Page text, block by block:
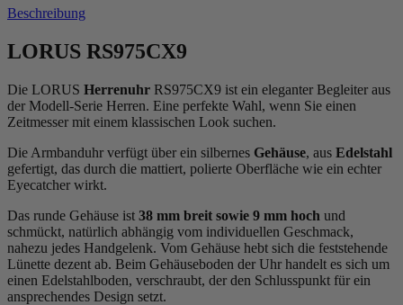
Beschreibung
LORUS RS975CX9
Die LORUS Herrenuhr RS975CX9 ist ein eleganter Begleiter aus
der Modell-Serie Herren. Eine perfekte Wahl, wenn Sie einen
Zeitmesser mit einem klassischen Look suchen.
Die Armbanduhr verfügt über ein silbernes Gehäuse, aus Edelstahl
gefertigt, das durch die mattiert, polierte Oberfläche wie ein echter
Eyecatcher wirkt.
Das runde Gehäuse ist 38 mm breit sowie 9 mm hoch und
schmückt, natürlich abhängig vom individuellen Geschmack,
nahezu jedes Handgelenk. Vom Gehäuse hebt sich die feststehende
Lünette dezent ab. Beim Gehäuseboden der Uhr handelt es sich um
einen Edelstahlboden, verschraubt, der den Schlusspunkt für ein
ansprechendes Design setzt.